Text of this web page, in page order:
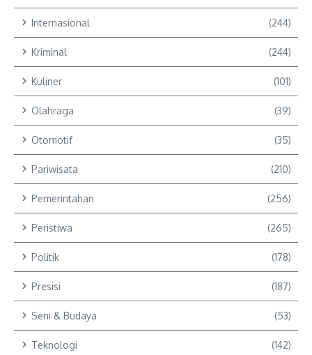
Internasional (244)
Kriminal (244)
Kuliner (101)
Olahraga (39)
Otomotif (35)
Pariwisata (210)
Pemerintahan (256)
Peristiwa (265)
Politik (178)
Presisi (187)
Seni & Budaya (53)
Teknologi (142)